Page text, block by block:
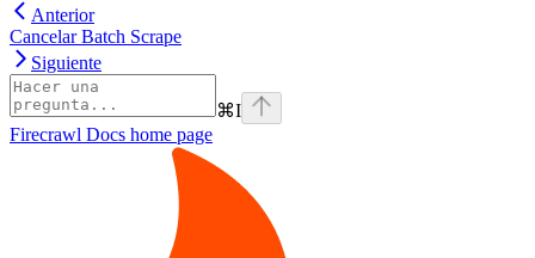
Anterior
Cancelar Batch Scrape
Siguiente
⌘I
Firecrawl Docs home page